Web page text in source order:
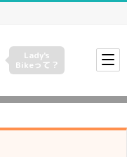
Lady's
Bikeって？